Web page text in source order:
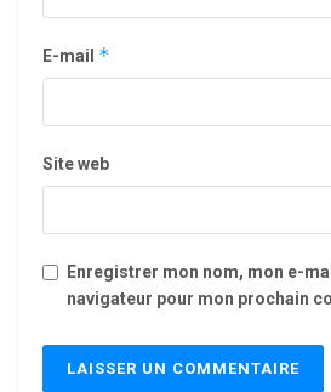
E-mail *
Site web
Enregistrer mon nom, mon e-
navigateur pour mon prochain